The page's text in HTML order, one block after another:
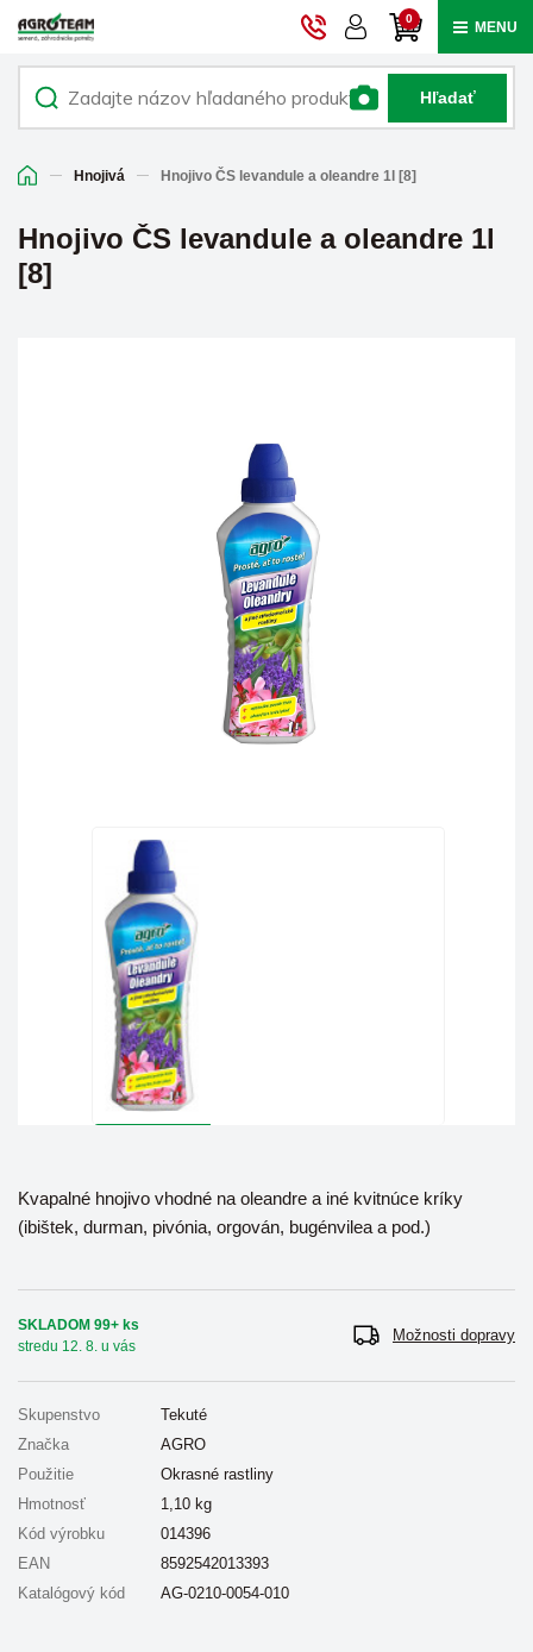
0 MENU
Hľadať
Hnojivá Hnojivo ČS levandule a oleandre 1l [8]
Hnojivo ČS levandule a oleandre 1l
[8]
Kvapalné hnojivo vhodné na oleandre a iné kvitnúce kríky
(ibištek, durman, pivónia, orgován, bugénvilea a pod.)
SKLADOM 99+ ks
stredu 12. 8. u vás
Možnosti dopravy
Skupenstvo
Tekuté
Značka
AGRO
Použitie
Okrasné rastliny
Hmotnosť
1,10 kg
Kód výrobku
014396
EAN
8592542013393
Katalógový kód
AG-0210-0054-010